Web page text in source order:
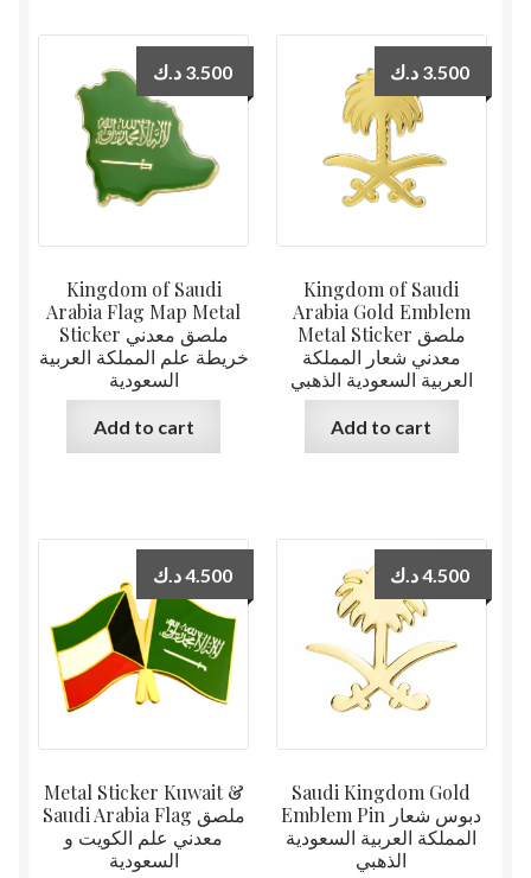
Kingdom of Saudi
Arabia Flag Map Metal
Sticker ملصق معدني
خريطة علم المملكة العربية
السعودية
3.500 د.ك
Add to cart
Kingdom of Saudi
Arabia Gold Emblem
Metal Sticker ملصق
معدني شعار المملكة
العربية السعودية الذهبي
3.500 د.ك
Add to cart
Metal Sticker Kuwait &
Saudi Arabia Flag ملصق
معدني علم الكويت و
السعودية
4.500د.ك
Saudi Kingdom Gold
Emblem Pin دبوس شعار
المملكة العربية السعودية
الذهبي
4.500د.ك